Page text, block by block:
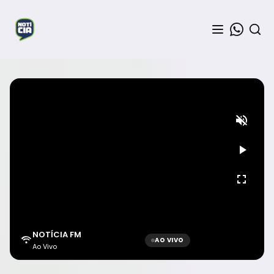
NOTÍCIA FM
Ao Vivo
AO VIVO